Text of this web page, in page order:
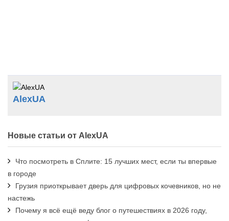
AlexUA
Новые статьи от AlexUA
Что посмотреть в Сплите: 15 лучших мест, если ты впервые
в городе
Грузия приоткрывает дверь для цифровых кочевников, но не
настежь
Почему я всё ещё веду блог о путешествиях в 2026 году,